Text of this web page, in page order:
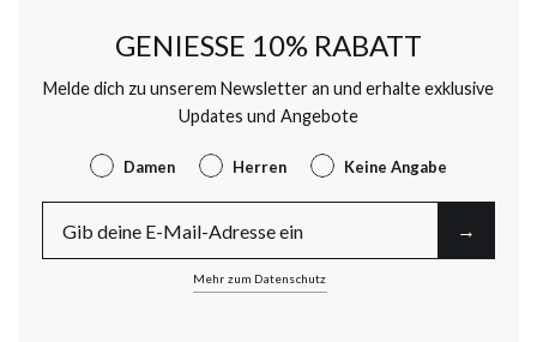
GENIESSE 10% RABATT
Melde dich zu unserem Newsletter an und erhalte exklusive
Updates und Angebote
Gender Damen Herren Keine Angabe
→︎
Mehr zum Datenschutz